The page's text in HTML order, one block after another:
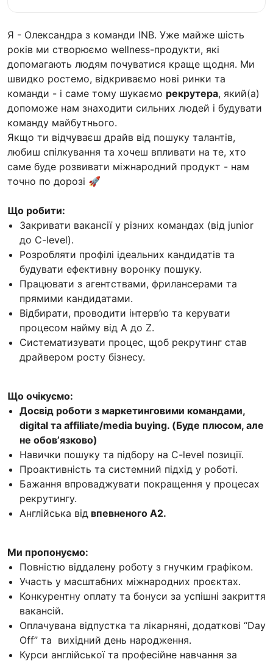
Я - Олександра з команди INB. Уже майже шість
років ми створюємо wellness-продукти, які
допомагають людям почуватися краще щодня. Ми
швидко ростемо, відкриваємо нові ринки та
команди - і саме тому шукаємо рекрутера, який(а)
допоможе нам знаходити сильних людей і будувати
команду майбутнього.
Якщо ти відчуваєш драйв від пошуку талантів,
любиш спілкування та хочеш впливати на те, хто
саме буде розвивати міжнародний продукт - нам
точно по дорозі 🚀
Що робити:
Закривати вакансії у різних командах (від junior
до C-level).
Розробляти профілі ідеальних кандидатів та
будувати ефективну воронку пошуку.
Працювати з агентствами, фрилансерами та
прямими кандидатами.
Відбирати, проводити інтерв’ю та керувати
процесом найму від A до Z.
Систематизувати процес, щоб рекрутинг став
драйвером росту бізнесу.
Що очікуємо:
Досвід роботи з маркетинговими командами,
digital та affiliate/media buying. (Буде плюсом, але
не обовʼязково)
Навички пошуку та підбору на C-level позиції.
Проактивність та системний підхід у роботі.
Бажання впроваджувати покращення у процесах
рекрутингу.
Англійська від впевненого А2.
Ми пропонуємо:
Повністю віддалену роботу з гнучким графіком.
Участь у масштабних міжнародних проєктах.
Конкурентну оплату та бонуси за успішні закриття
вакансій.
Оплачувана відпустка та лікарняні, додаткові “Day
Off” та вихідний день народження.
Курси англійської та професійне навчання за